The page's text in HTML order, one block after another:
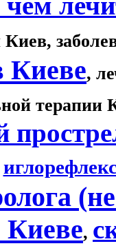
Киев,
Киеве,
терапии
Киеве,